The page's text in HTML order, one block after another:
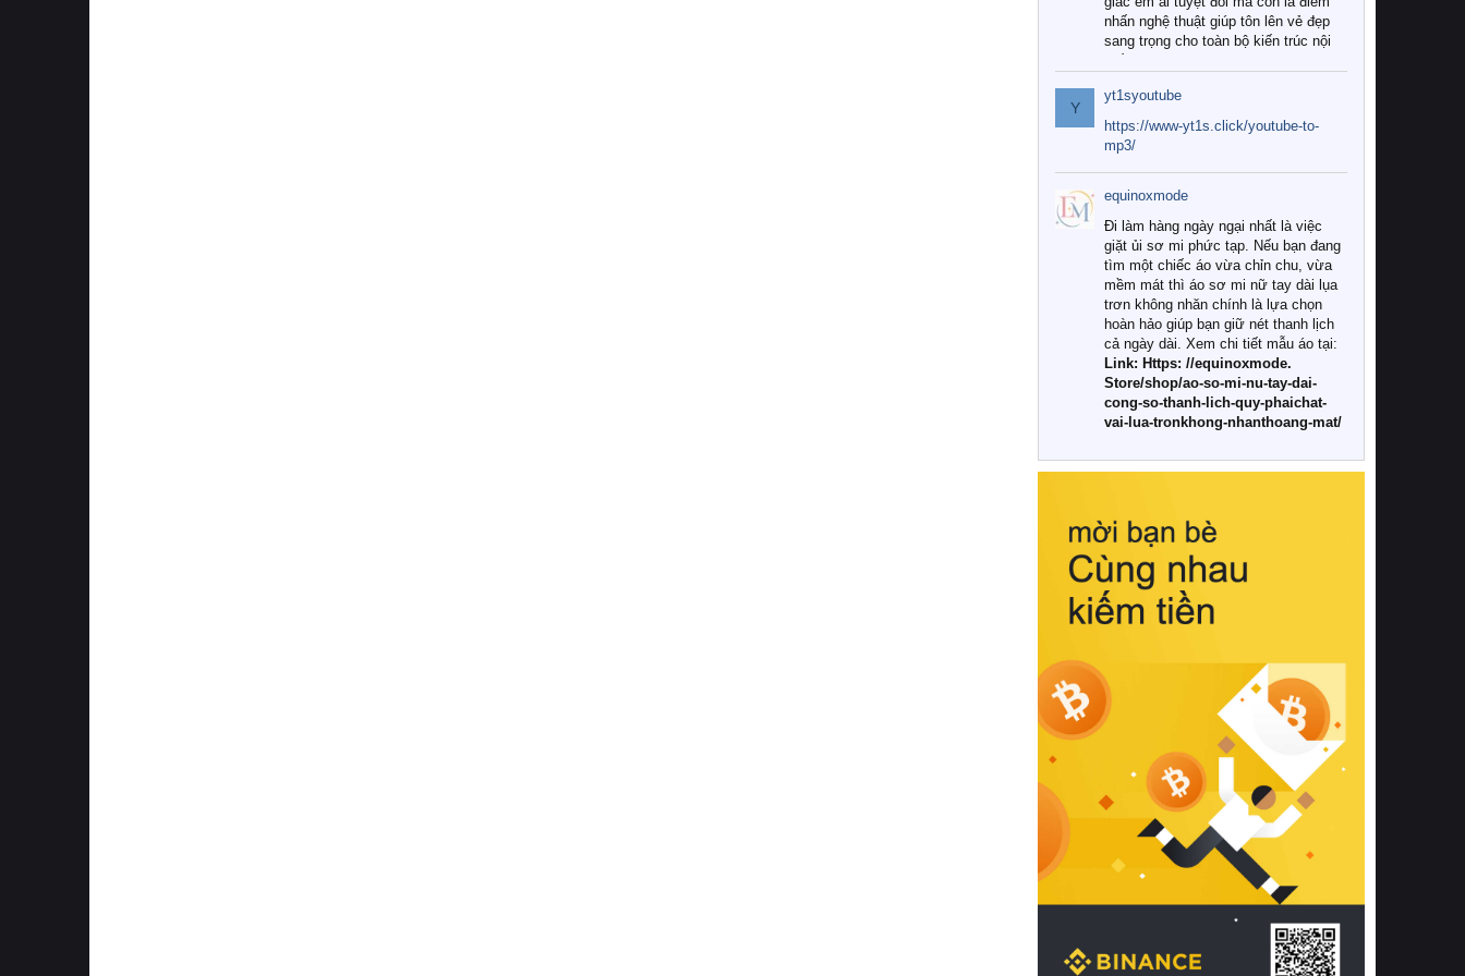
nhấn nghệ thuật giúp tôn lên vẻ đẹp
sang trọng cho toàn bộ kiến trúc nội
Tuy nhiên, giữa thị trường đa dạng
với vô vàn thương hiệu và mẫu mã
như hiện nay, làm thế nào để chọn
được những bộ chăn ga gối đệm cao
cấp thực sự chất lượng, phù hợp với
khí hậu và nhu cầu sử dụng của gia
đình? Hãy cùng chúng tôi đi tìm lời
giải đáp chi tiết qua bài viết dưới đây.
1. Tại sao các gia đình hiện đại lại ưa
chuộng chăn ga gối đệm cao cấp?
Khác với các dòng sản phẩm thông
thường, những bộ chăn ga gối đệm
cao cấp trải qua quy trình sản xuất
nghiêm ngặt từ khâu chọn lọc nguyên
liệu tự nhiên đến công nghệ dệt
nhuộm hiện đại không chứa hóa chất
này, bạn sẽ cảm nhận rõ rệt sự khác
hồi chuẩn xác của phần đệm nâng đỡ
cột sống.
Bên cạnh đó, việc lựa chọn các dòng
sản phẩm đạt chuẩn chất lượng quốc
tế còn giúp ngăn ngừa tình trạng kích
khuẩn và nấm mốc trong điều kiện
thời tiết nóng ẩm. Bạn có thể tìm hiểu
thêm các nghiên cứu khoa học về tác
động của giấc ngủ và môi trường
phòng ngủ đối với sức khỏe con
người tại Sleep Foundation (External
Link) để có cái nhìn toàn diện hơn.
2. Các tiêu chí vàng khi lựa chọn
chăn ga gối đệm cao cấp cho phòng
ngủ
Để sở hữu một bộ chăn ga gối đệm
cao cấp hoàn hảo cả về thẩm mỹ lẫn
công năng, người tiêu dùng cần cân
nhắc kỹ lưỡng các tiêu chí quan trọng
Y
yt1syoutube
https://www-yt1s.click/youtube-to-
mp3/
equinoxmode
Đi làm hàng ngày ngại nhất là việc
giặt ủi sơ mi phức tạp. Nếu bạn đang
tìm một chiếc áo vừa chỉn chu, vừa
mềm mát thì áo sơ mi nữ tay dài lụa
trơn không nhăn chính là lựa chọn
hoàn hảo giúp bạn giữ nét thanh lịch
cả ngày dài. Xem chi tiết mẫu áo tại:
Link: Https: //equinoxmode.
Store/shop/ao-so-mi-nu-tay-dai-
cong-so-thanh-lich-quy-phaichat-
vai-lua-tronkhong-nhanthoang-mat/